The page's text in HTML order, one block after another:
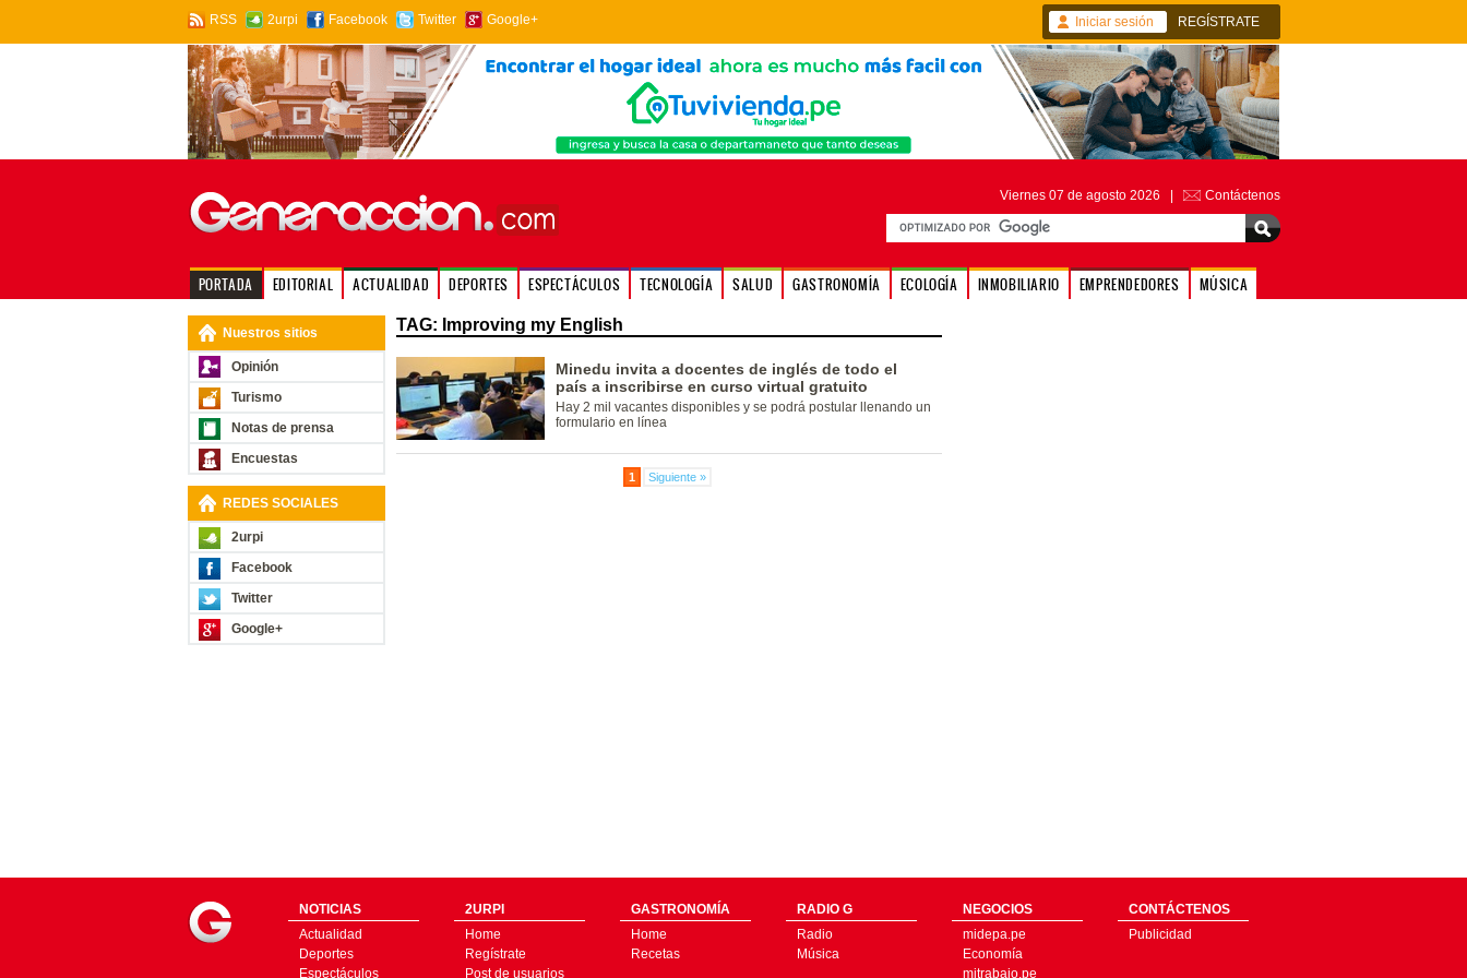
RSS 2urpi Facebook Twitter Google+ Iniciar sesión REGÍSTRATE
Viernes 07 de agosto 2026 | Contáctenos
PORTADA EDITORIAL ACTUALIDAD DEPORTES ESPECTÁCULOS TECNOLOGÍA SALUD GASTRONOMÍA ECOLOGÍA INMOBILIARIO EMPRENDEDORES MÚSICA
Nuestros sitios
Opinión
Turismo
Notas de prensa
Encuestas
REDES SOCIALES
2urpi
Facebook
Twitter
Google+
TAG: Improving my English
Minedu invita a docentes de inglés de todo el
país a inscribirse en curso virtual gratuito
Hay 2 mil vacantes disponibles y se podrá postular llenando un
formulario en línea
1 Siguiente »
NOTICIAS
Actualidad
Deportes
Espectáculos
2URPI
Home
Regístrate
Post de usuarios
GASTRONOMÍA
Home
Recetas
RADIO G
Radio
Música
NEGOCIOS
midepa.pe
Economía
mitrabajo.pe
CONTÁCTENOS
Publicidad